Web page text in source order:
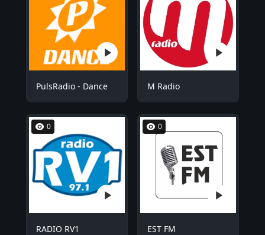
PulsRadio - Dance M Radio
0
RADIO RV1
0
EST FM